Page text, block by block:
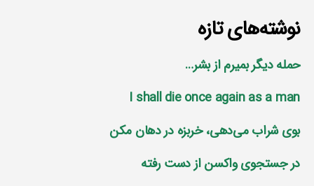
نوشته‌های تازه
حمله دیگر بمیرم از بشر…
I shall die once again as a man
بوی شراب می‌دهی، خربزه در دهان مکن
در جستجوی واکسن از دست رفته